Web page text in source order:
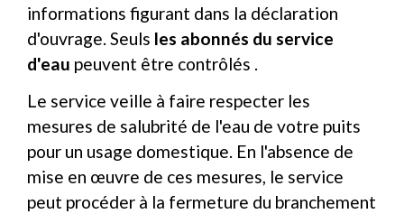
informations figurant dans la déclaration
d'ouvrage. Seuls les abonnés du service
d'eau peuvent être contrôlés .
Le service veille à faire respecter les
mesures de salubrité de l'eau de votre puits
pour un usage domestique. En l'absence de
mise en œuvre de ces mesures, le service
peut procéder à la fermeture du branchement